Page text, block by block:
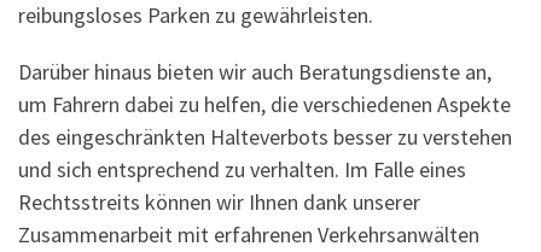
reibungsloses Parken zu gewährleisten.
Darüber hinaus bieten wir auch Beratungsdienste an,
um Fahrern dabei zu helfen, die verschiedenen Aspekte
des eingeschränkten Halteverbots besser zu verstehen
und sich entsprechend zu verhalten. Im Falle eines
Rechtsstreits können wir Ihnen dank unserer
Zusammenarbeit mit erfahrenen Verkehrsanwälten